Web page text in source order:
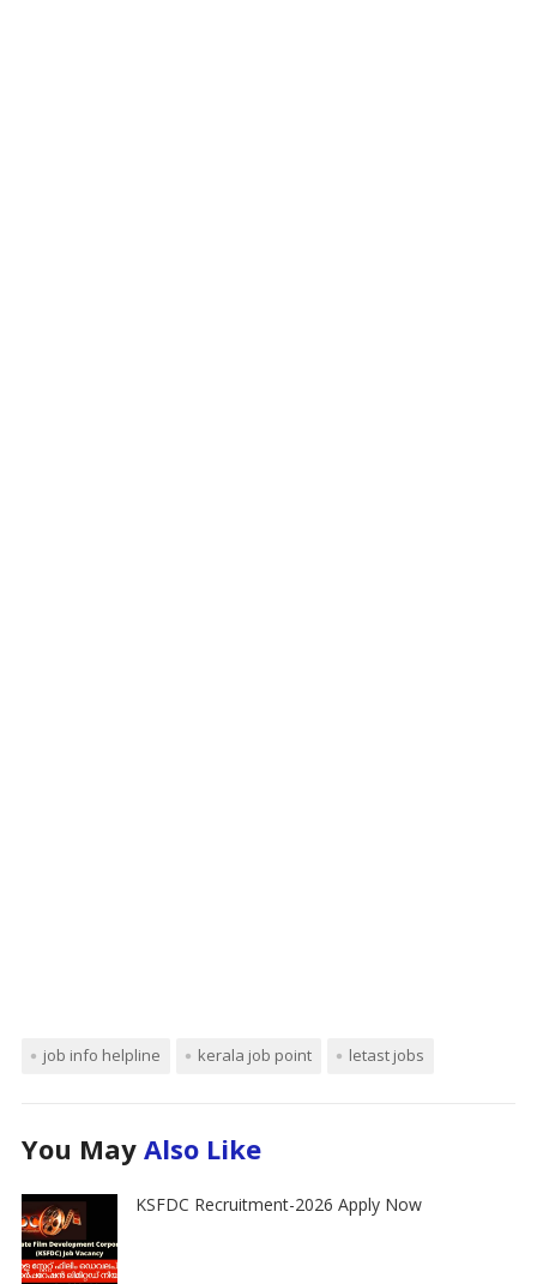
job info helpline kerala job point letast jobs
You May Also Like
KSFDC Recruitment-2026 Apply Now